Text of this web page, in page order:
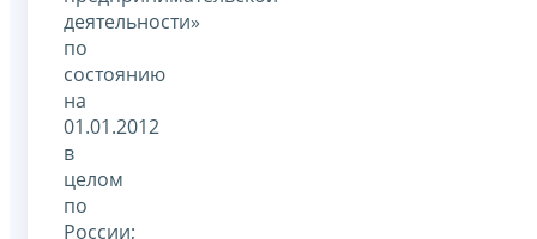
деятельности»
по
состоянию
на
01.01.2012
в
целом
по
России;